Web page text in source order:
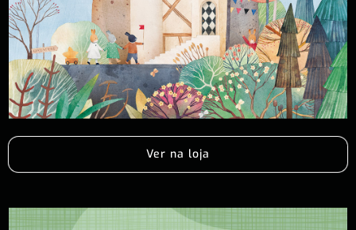
Ver na loja